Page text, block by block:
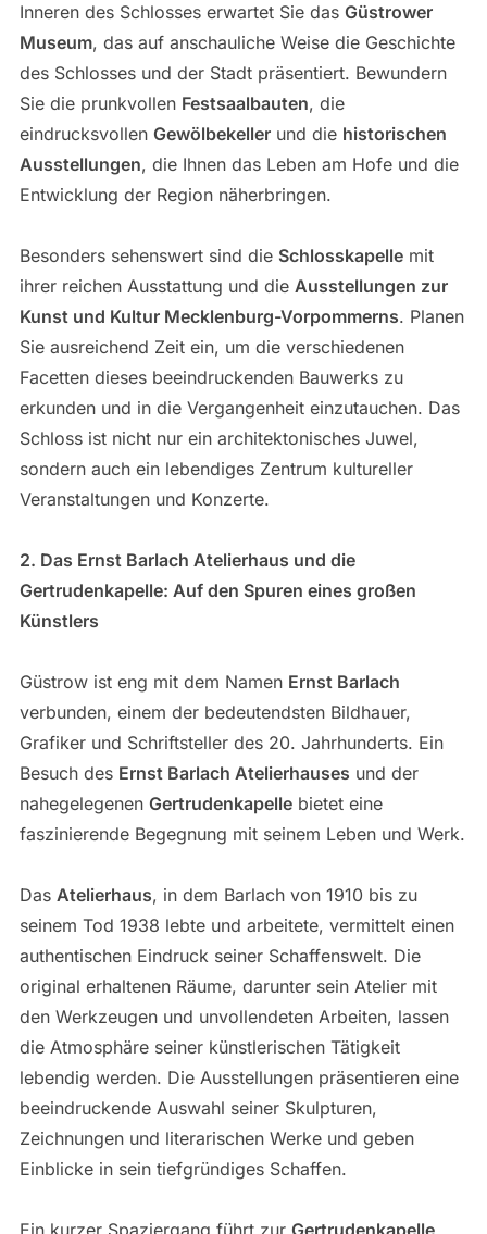
Inneren des Schlosses erwartet Sie das Güstrower
Museum, das auf anschauliche Weise die Geschichte
des Schlosses und der Stadt präsentiert. Bewundern
Sie die prunkvollen Festsaalbauten, die
eindrucksvollen Gewölbekellerund die historischen
Ausstellungen, die Ihnen das Leben am Hofe und die
Entwicklung der Region näherbringen.
Besonders sehenswert sind die Schlosskapellemit
ihrer reichen Ausstattung und die Ausstellungen zur
Kunst und Kultur Mecklenburg-Vorpommerns. Planen
Sie ausreichend Zeit ein, um die verschiedenen
Facetten dieses beeindruckenden Bauwerks zu
erkunden und in die Vergangenheit einzutauchen. Das
Schloss ist nicht nur ein architektonisches Juwel,
sondern auch ein lebendiges Zentrum kultureller
Veranstaltungen und Konzerte.
2. Das Ernst Barlach Atelierhaus und die
Gertrudenkapelle: Auf den Spuren eines großen
Künstlers
Güstrow ist eng mit dem Namen Ernst Barlach
verbunden, einem der bedeutendsten Bildhauer,
Grafiker und Schriftsteller des 20. Jahrhunderts. Ein
Besuch des Ernst Barlach Atelierhauses und der
nahegelegenen Gertrudenkapellebietet eine
faszinierende Begegnung mit seinem Leben und Werk.
Das Atelierhaus, in dem Barlach von 1910 bis zu
seinem Tod 1938 lebte und arbeitete, vermittelt einen
authentischen Eindruck seiner Schaffenswelt. Die
original erhaltenen Räume, darunter sein Atelier mit
den Werkzeugen und unvollendeten Arbeiten, lassen
die Atmosphäre seiner künstlerischen Tätigkeit
lebendig werden. Die Ausstellungen präsentieren eine
beeindruckende Auswahl seiner Skulpturen,
Zeichnungen und literarischen Werke und geben
Einblicke in sein tiefgründiges Schaffen.